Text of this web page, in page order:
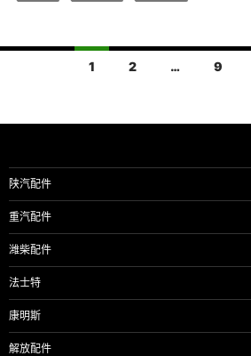
导
1 2 … 9
陕汽配件
重汽配件
潍柴配件
法士特
康明斯
解放配件